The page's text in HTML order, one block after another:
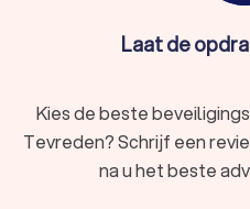
Laat de
Kies de beste
Tevreden? Schrijf een
na u het beste